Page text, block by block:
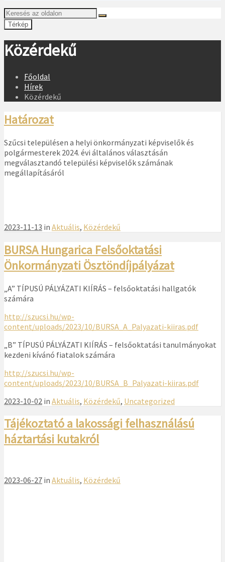
Térkép
Közérdekű
Főoldal
Hírek
Közérdekű
Határozat
Szűcsi településen a helyi önkormányzati képviselők és
polgármesterek 2024. évi általános választásán
megválasztandó települési képviselők számának
megállapításáról
2023-11-13 in Aktuális, Közérdekű
BURSA Hungarica Felsőoktatási
Önkormányzati Ösztöndíjpályázat
„A” TÍPUSÚ PÁLYÁZATI KIÍRÁS – felsőoktatási hallgatók
számára
http://szucsi.hu/wp-
content/uploads/2023/10/BURSA_A_Palyazati-kiiras.pdf
„B” TÍPUSÚ PÁLYÁZATI KIÍRÁS – felsőoktatási tanulmányokat
kezdeni kívánó fiatalok számára
http://szucsi.hu/wp-
content/uploads/2023/10/BURSA_B_Palyazati-kiiras.pdf
2023-10-02 in Aktuális, Közérdekű, Uncategorized
Tájékoztató a lakossági felhasználású
háztartási kutakról
2023-06-27 in Aktuális, Közérdekű